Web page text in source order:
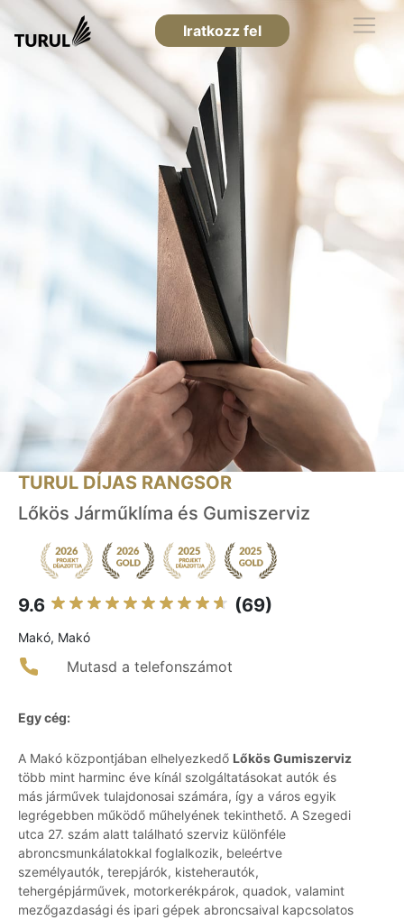
Iratkozz fel
TURUL DÍJAS RANGSOR
Lőkös Járműklíma és Gumiszerviz
9.6 (69)
Makó, Makó
Mutasd a telefonszámot
Egy cég:
A Makó központjában elhelyezkedő Lőkös Gumiszerviz
több mint harminc éve kínál szolgáltatásokat autók és
más járművek tulajdonosai számára, így a város egyik
legrégebben működő műhelyének tekinthető. A Szegedi
utca 27. szám alatt található szerviz különféle
abroncsmunkálatokkal foglalkozik, beleértve
személyautók, terepjárók, kisteherautók,
tehergépjárművek, motorkerékpárok, quadok, valamint
mezőgazdasági és ipari gépek abroncsaival kapcsolatos